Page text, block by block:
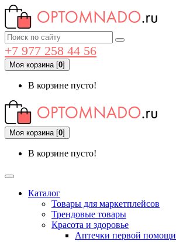
+7 977 258 44 56
Моя корзина[0]
В корзине пусто!
Моя корзина[0]
В корзине пусто!
Каталог
Товары для маркетплейсов
Трендовые товары
Красота и здоровье
Аптечки первой помощи